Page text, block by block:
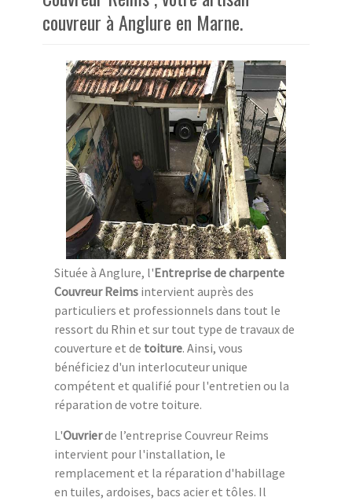
couvreur à Anglure en Marne.
Située à Anglure, l'Entreprise de charpente
Couvreur Reims intervient auprès des
particuliers et professionnels dans tout le
ressort du Rhin et sur tout type de travaux de
couverture et de toiture. Ainsi, vous
bénéficiez d'un interlocuteur unique
compétent et qualifié pour l'entretien ou la
réparation de votre toiture.
L'Ouvrierde l’entreprise Couvreur Reims
intervient pour l'installation, le
remplacement et la réparation d'habillage
en tuiles, ardoises, bacs acier et tôles. Il